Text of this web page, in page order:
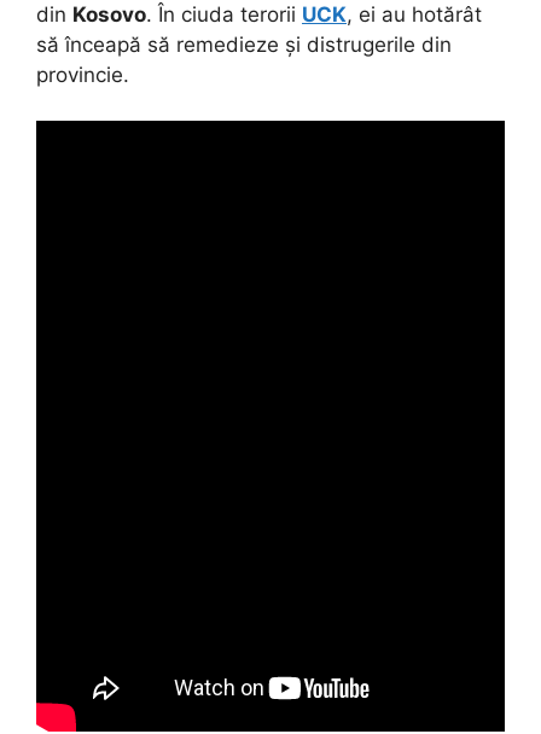
din Kosovo. În ciuda terorii UCK, ei au hotărât
să înceapă să remedieze și distrugerile din
provincie.